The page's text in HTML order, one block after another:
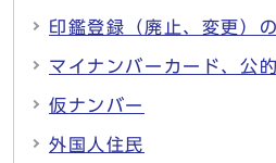
印鑑登録（廃止、変更）
マイナンバーカード、公
仮ナンバー
外国人住民